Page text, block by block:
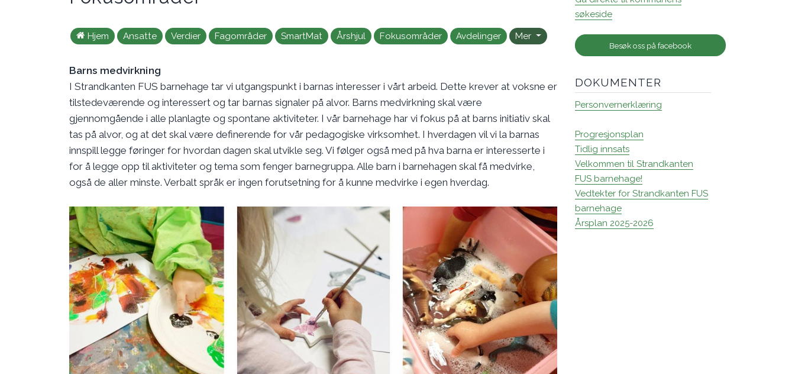
Hjem Ansatte Verdier Fagområder SmartMat Årshjul Fokusområder Avdelinger Mer
Barns medvirkning
I Strandkanten FUS barnehage tar vi utgangspunkt i barnas interesser i vårt arbeid. Dette krever at voksne er
tilstedeværende og interessert og tar barnas signaler på alvor. Barns medvirkning skal være
gjennomgående i alle planlagte og spontane aktiviteter. I vår barnehage har vi fokus på at barns initiativ skal
tas på alvor, og at det skal være definerende for vår pedagogiske virksomhet. I hverdagen vil vi la barnas
innspill legge føringer for hvordan dagen skal utvikle seg. Vi følger også med på hva barna er interesserte i
for å legge opp til aktiviteter og tema som fenger barnegruppa. Alle barn i barnehagen skal få medvirke,
også de aller minste. Verbalt språk er ingen forutsetning for å kunne medvirke i egen hverdag.
søkeside
Besøk oss på facebook
DOKUMENTER
Personvernerklæring
Progresjonsplan
Tidlig innsats
Velkommen til Strandkanten
FUS barnehage!
Vedtekter for Strandkanten FUS
barnehage
Årsplan 2025-2026